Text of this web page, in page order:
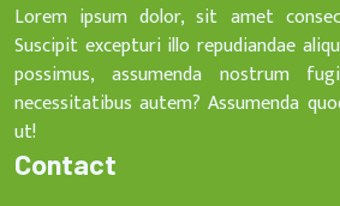
Lorem ipsum dolor, sit amet
Suscipit excepturi illo repudiandae
possimus, assumenda nostrum
necessitatibus autem? Assumenda
ut!
Contact